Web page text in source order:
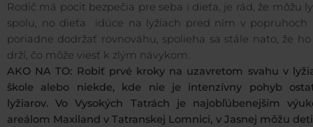
Rodič má pocit bezpečia pre seba i dieťa, je rád, že môžu
spolu, no dieťa idúce na lyžiach pred ním v popruhoch
poriadne dodržať rovnováhu, spolieha sa stále nato, že
drží, čo môže viesť k zlým návykom.
AKO NA TO: Robiť prvé kroky na uzavretom svahu v
škole alebo niekde, kde nie je intenzívny pohyb
lyžiarov. Vo Vysokých Tatrách je najobľúbenejším
areálom Maxiland v Tatranskej Lomnici, v Jasnej môžu